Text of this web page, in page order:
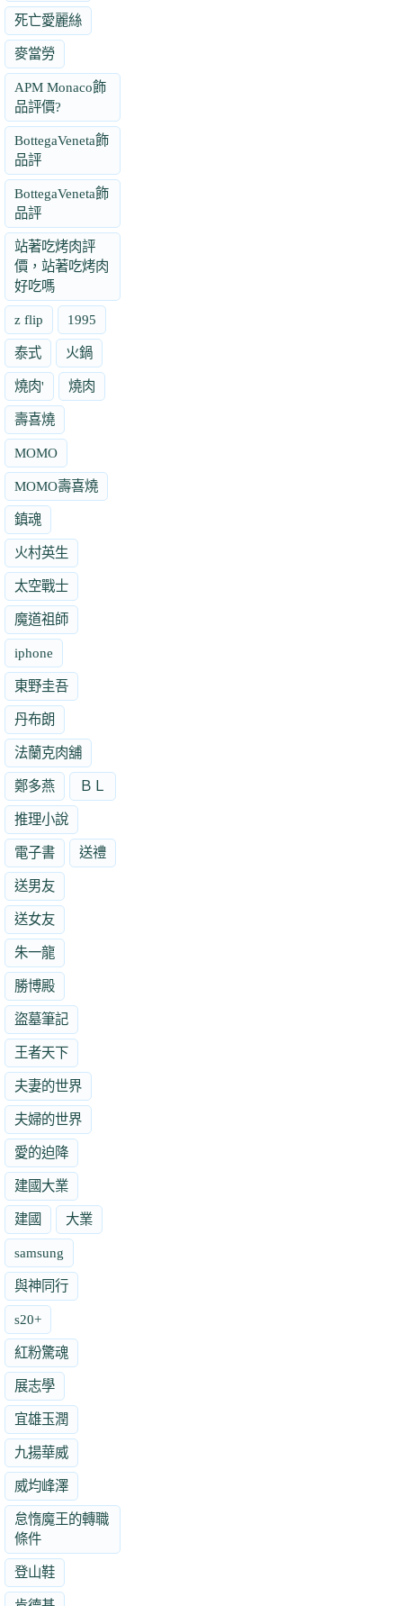
死亡愛麗絲
麥當勞
APM Monaco飾
品評價?
BottegaVeneta飾
品評
BottegaVeneta飾
品評
站著吃烤肉評
價，站著吃烤肉
好吃嗎
z flip 1995
泰式 火鍋
燒肉' 燒肉
壽喜燒
MOMO
MOMO壽喜燒
鎮魂
火村英生
太空戰士
魔道祖師
iphone
東野圭吾
丹布朗
法蘭克肉舖
鄭多燕 ＢＬ
推理小說
電子書 送禮
送男友
送女友
朱一龍
勝博殿
盜墓筆記
王者天下
夫妻的世界
夫婦的世界
愛的迫降
建國大業
建國 大業
samsung
與神同行
s20+
紅粉驚魂
展志學
宜雄玉潤
九揚華威
威均峰澤
怠惰魔王的轉職
條件
登山鞋